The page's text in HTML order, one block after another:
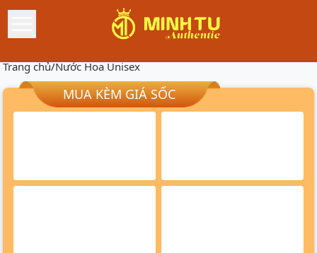
Trang chủ/Nước Hoa Unisex
MUA KÈM GIÁ SỐC